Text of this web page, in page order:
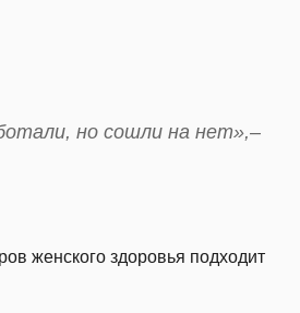
но сошли на нет»,–
женского здоровья подходит